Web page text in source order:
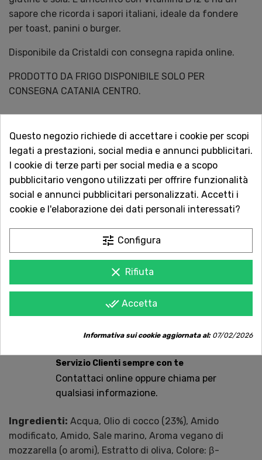
sapore che ricorda i sapori italiani, ideale da fondere
per toast, panini o burger.
Disponibile da Cristaldi con consegna rapida online.
PRODOTTO DA FRIGO DISPONIBILE SOLO PER
CONSEGNA CATANIA CENTRO.
AGGIUNGI AL CARRELLO
Acquista in totale sicurezza
Dal 1957 a Catania. Clicca e leggi le oltre
Spedizioni rapide
dall'ordine
Servizio Clienti sempre con te
Contattaci online oppure chiama per
qualsiasi informazione.
Ingredienti: Acqua, Olio di cocco (23%), Amido
modificato, Amido, Sale marino, Aroma vegano di
mozzarella (o aromi), Estratto di oliva, Colore: β-
Questo negozio richiede di accettare i cookie per scopi
legati a prestazioni, social media e annunci pubblicitari.
I cookie di terze parti per social media e a scopo
pubblicitario vengono utilizzati per offrire funzionalità
social e annunci pubblicitari personalizzati. Accetti i
cookie e l'elaborazione dei dati personali interessati?
tune Configura
clear Rifiuta
done_all Accetta
Informativa sui cookie aggiornata al:07/02/2026